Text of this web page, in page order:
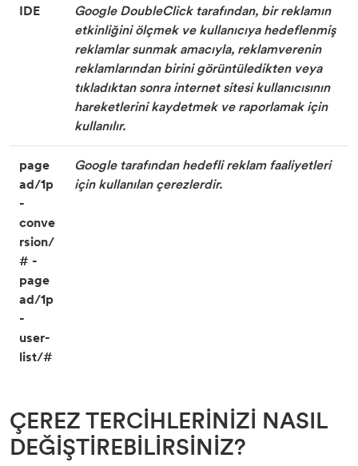
IDE
Google DoubleClick tarafından, bir reklamın
etkinliğini ölçmek ve kullanıcıya hedeflenmiş
reklamlar sunmak amacıyla, reklamverenin
reklamlarından birini görüntüledikten veya
tıkladıktan sonra internet sitesi kullanıcısının
hareketlerini kaydetmek ve raporlamak için
kullanılır.
page
ad/1p
-
conve
rsion/
# -
page
ad/1p
-
user-
list/#
Google tarafından hedefli reklam faaliyetleri
için kullanılan çerezlerdir.
ÇEREZ TERCİHLERİNİZİ NASIL
DEĞİŞTİREBİLİRSİNİZ?